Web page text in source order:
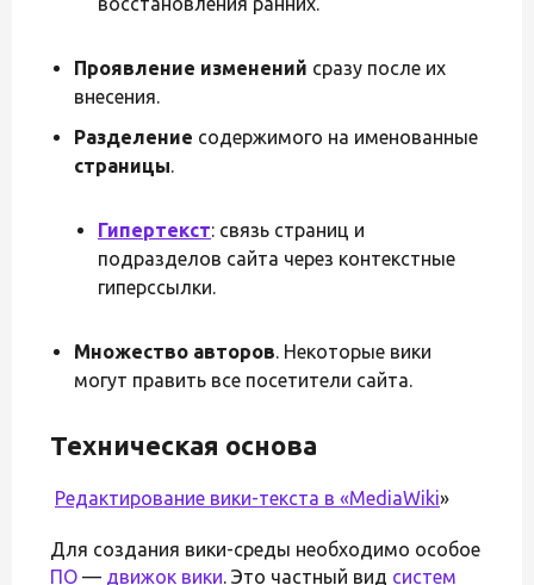
Проявление изменений сразу после их
внесения.
Разделение содержимого на именованные
страницы.
Гипертекст: связь страниц и
подразделов сайта через контекстные
гиперссылки.
Множество авторов. Некоторые вики
могут править все посетители сайта.
Техническая основа
Редактирование вики-текста в «MediaWiki»
Для создания вики-среды необходимо особое
ПО — движок вики. Это частный вид систем